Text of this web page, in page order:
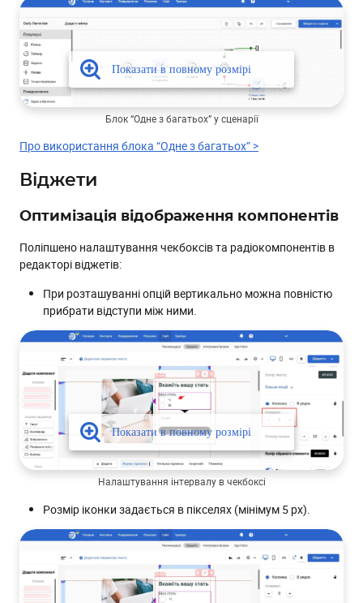
Блок “Одне з багатьох” у сценарії
Про використання блока “Одне з багатьох” >
Віджети
Оптимізація відображення компонентів
Поліпшено налаштування чекбоксів та радіокомпонентів в
редакторі віджетів:
При розташуванні опцій вертикально можна повністю
прибрати відступи між ними.
Налаштування інтервалу в чекбоксі
Розмір іконки задається в пікселях (мінімум 5 px).